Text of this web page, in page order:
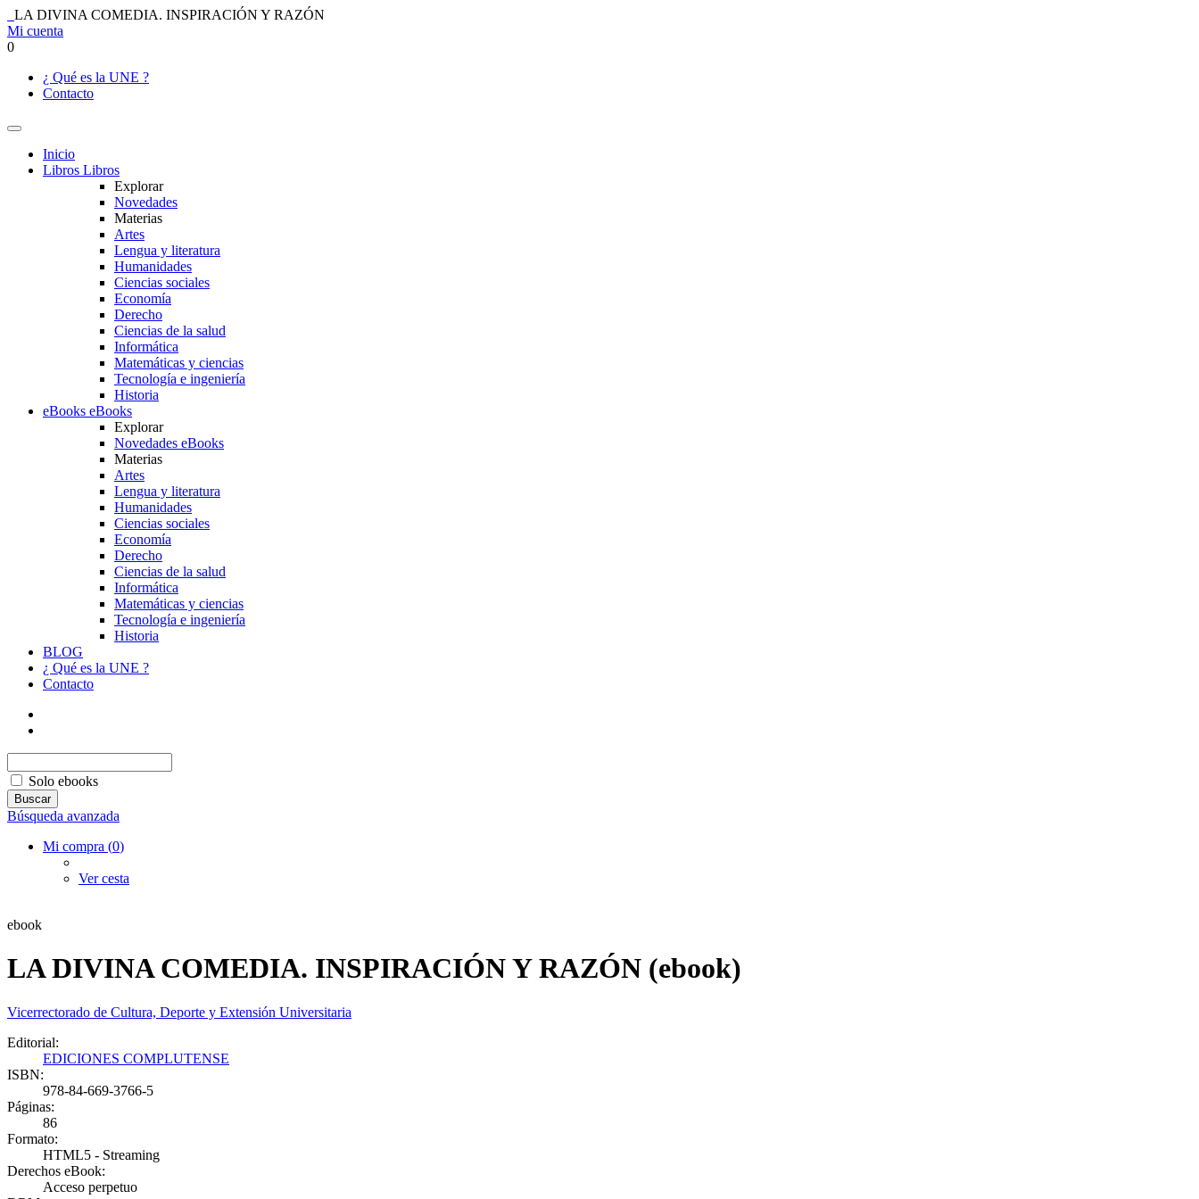
LA DIVINA COMEDIA. INSPIRACIÓN Y RAZÓN
Mi cuenta
0
¿ Qué es la UNE ?
Contacto
Inicio
Libros Libros
Explorar
Novedades
Materias
Artes
Lengua y literatura
Humanidades
Ciencias sociales
Economía
Derecho
Ciencias de la salud
Informática
Matemáticas y ciencias
Tecnología e ingeniería
Historia
eBooks eBooks
Explorar
Novedades eBooks
Materias
Artes
Lengua y literatura
Humanidades
Ciencias sociales
Economía
Derecho
Ciencias de la salud
Informática
Matemáticas y ciencias
Tecnología e ingeniería
Historia
BLOG
¿ Qué es la UNE ?
Contacto
Solo ebooks
Búsqueda avanzada
Mi compra (0)
Ver cesta
ebook
LA DIVINA COMEDIA. INSPIRACIÓN Y RAZÓN (ebook)
Vicerrectorado de Cultura, Deporte y Extensión Universitaria
Editorial:
EDICIONES COMPLUTENSE
ISBN:
978-84-669-3766-5
Páginas:
86
Formato:
HTML5 - Streaming
Derechos eBook:
Acceso perpetuo